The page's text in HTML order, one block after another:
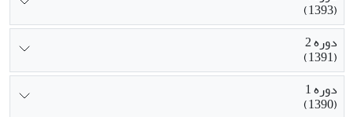
(1393)
دوره 2
(1391)
دوره 1
(1390)